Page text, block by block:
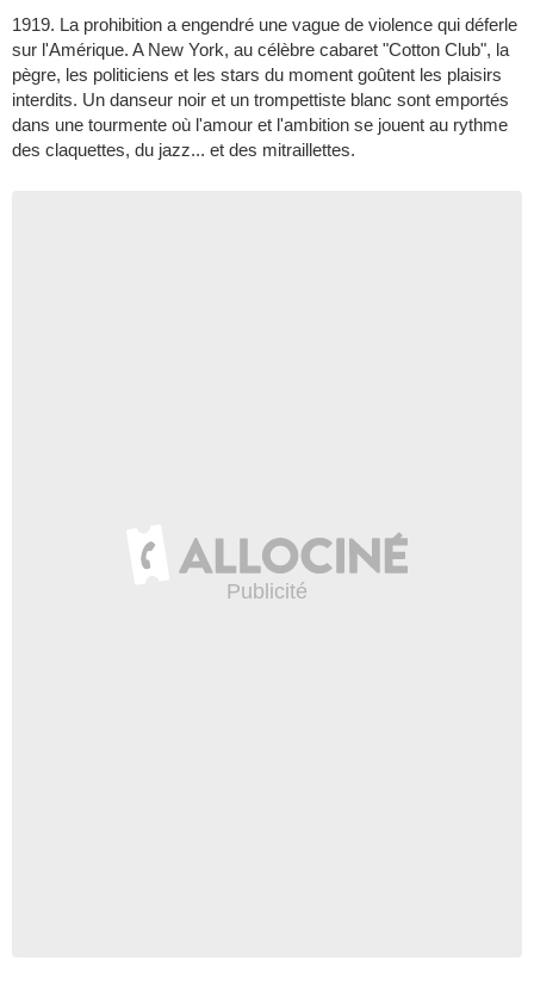
1919. La prohibition a engendré une vague de violence qui déferle
sur l'Amérique. A New York, au célèbre cabaret "Cotton Club", la
pègre, les politiciens et les stars du moment goûtent les plaisirs
interdits. Un danseur noir et un trompettiste blanc sont emportés
dans une tourmente où l'amour et l'ambition se jouent au rythme
des claquettes, du jazz... et des mitraillettes.